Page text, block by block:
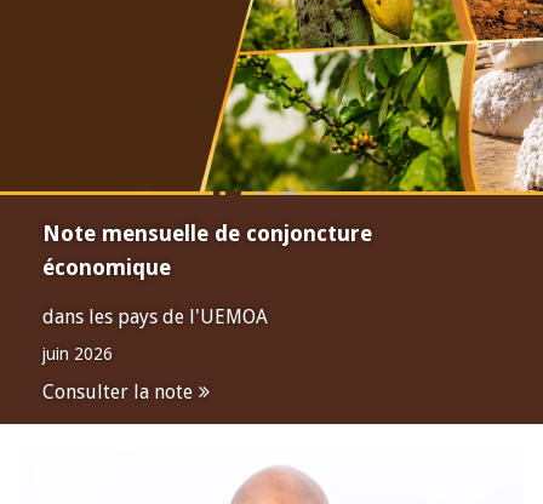
Note mensuelle de conjoncture
économique
dans les pays de l'UEMOA
juin 2026
Consulter la note